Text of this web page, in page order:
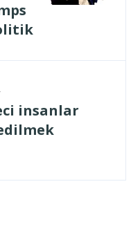
insanlar